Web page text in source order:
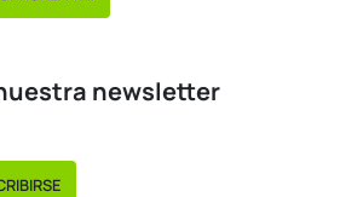
newsletter